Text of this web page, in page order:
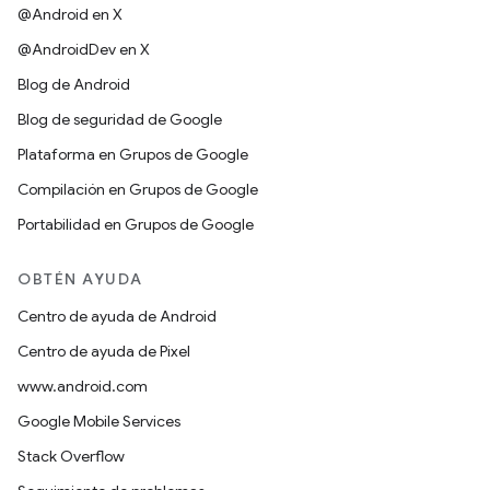
@Android en X
@AndroidDev en X
Blog de Android
Blog de seguridad de Google
Plataforma en Grupos de Google
Compilación en Grupos de Google
Portabilidad en Grupos de Google
OBTÉN AYUDA
Centro de ayuda de Android
Centro de ayuda de Pixel
www.android.com
Google Mobile Services
Stack Overflow